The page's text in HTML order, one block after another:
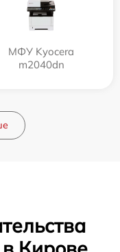
МФУ Kyocera
m2040dn